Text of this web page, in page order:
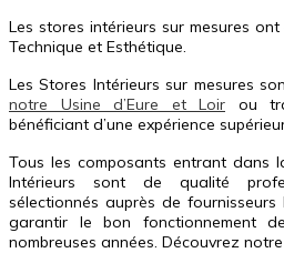
Les stores intérieurs sur mesures
Technique et Esthétique.
Les Stores Intérieurs sur mesures
notre Usine d’Eure et Loir ou
bénéficiant d’une expérience
Tous les composants entrant dans
Intérieurs sont de qualité
sélectionnés auprès de
garantir le bon fonctionnement
nombreuses années. Découvrez notre